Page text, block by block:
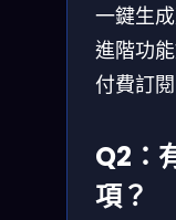
一鍵生
進階功
付費訂
Q2：
項？